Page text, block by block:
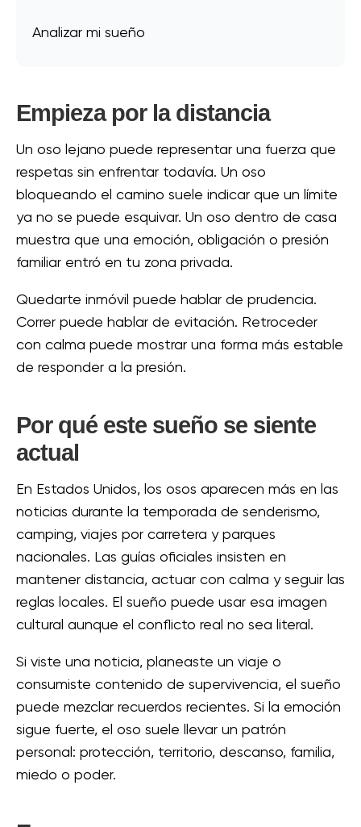
Analizar mi sueño
Empieza por la distancia
Un oso lejano puede representar una fuerza que
respetas sin enfrentar todavía. Un oso
bloqueando el camino suele indicar que un límite
ya no se puede esquivar. Un oso dentro de casa
muestra que una emoción, obligación o presión
familiar entró en tu zona privada.
Quedarte inmóvil puede hablar de prudencia.
Correr puede hablar de evitación. Retroceder
con calma puede mostrar una forma más estable
de responder a la presión.
Por qué este sueño se siente
actual
En Estados Unidos, los osos aparecen más en las
noticias durante la temporada de senderismo,
camping, viajes por carretera y parques
nacionales. Las guías oficiales insisten en
mantener distancia, actuar con calma y seguir las
reglas locales. El sueño puede usar esa imagen
cultural aunque el conflicto real no sea literal.
Si viste una noticia, planeaste un viaje o
consumiste contenido de supervivencia, el sueño
puede mezclar recuerdos recientes. Si la emoción
sigue fuerte, el oso suele llevar un patrón
personal: protección, territorio, descanso, familia,
miedo o poder.